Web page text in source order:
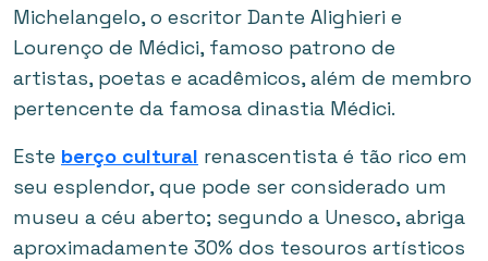
Michelangelo, o escritor Dante Alighieri e
Lourenço de Médici, famoso patrono de
artistas, poetas e acadêmicos, além de membro
pertencente da famosa dinastia Médici.
Este berço cultural renascentista é tão rico em
seu esplendor, que pode ser considerado um
museu a céu aberto; segundo a Unesco, abriga
aproximadamente 30% dos tesouros artísticos